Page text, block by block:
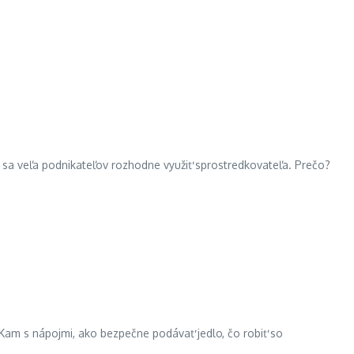
veľa podnikateľov rozhodne využiť sprostredkovateľa. Prečo?
s nápojmi, ako bezpečne podávať jedlo, čo robiť so